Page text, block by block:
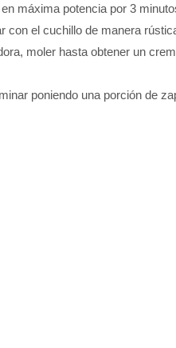
máxima potencia por 3
con el cuchillo de manera
moler hasta obtener un
poniendo una porción de